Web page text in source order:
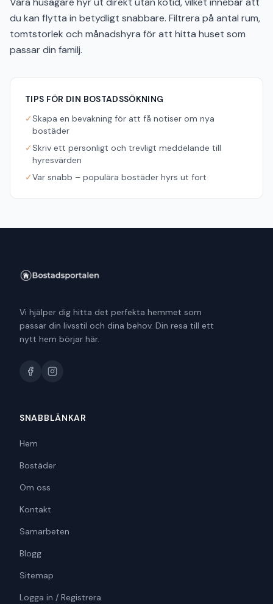
du kan flytta in betydligt snabbare. Filtrera på antal rum,
tomtstorlek och månadshyra för att hitta huset som
passar din familj.
TIPS FÖR DIN BOSTADSSÖKNING
✓Skapa en bevakning för att få notiser om nya
bostäder
✓Skriv ett personligt och trevligt meddelande till
hyresvärden
✓Var snabb – populära bostäder hyrs ut fort
Vi hjälper dig hitta det perfekta hemmet som
passar din livsstil och dina behov. Din resa till ett
nytt hem börjar här.
SNABBLÄNKAR
Hem
Bostäder
Om oss
Kontakt
Samarbeten
Blogg
Sitemap
Logga in / Registrera